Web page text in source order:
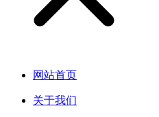
网站首页
关于我们